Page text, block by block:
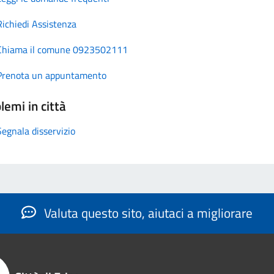
Assistenza
il comune 0923502111
un appuntamento
in città
disservizio
Valuta questo sito, aiutaci a migliorare